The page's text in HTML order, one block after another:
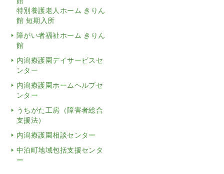
特別養護老人ホーム きりん
館 短期入所
障がい者福祉ホーム きりん
館
内潟療護園デイサービスセ
ンター
内潟療護園ホームヘルプセ
ンター
うちがた工房（障害者総合
支援法）
内潟療護園相談センター
中泊町地域包括支援センタ
ー